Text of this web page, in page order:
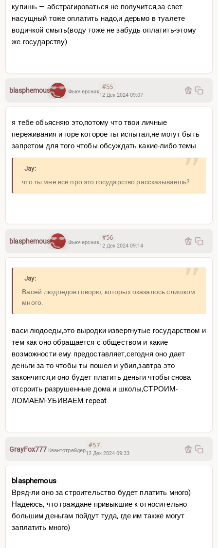
купишь — абстрагироваться не получится,за свет
насущный тоже оплатить надо,и дерьмо в туалете
водичкой смыть(воду тоже не забудь оплатить-этому
же государству)
blasphemous Фьючерсник
#55
12 Дек 2024 09:07
я тебе обьясняю это,потому что твои личные
переживания и горе которое ты испытал,не могут быть
запретом для того чтобы обсуждать какие-либо темы
Jay:
что ты мне все про это государство рассказываешь?
blasphemous Фьючерсник
#56
12 Дек 2024 09:14
Jay:
Васей-людоедов говорю, которых оказалось слишком
много.
васи людоеды,это выродки извергнутые государством и
тем как оно обращается с обществом и какие
возможности ему предоставляет,сегодня оно дает
деньги за то чтобы ты пошел и убил,завтра это
закончится,и оно будет платить деньги чтобы снова
отсроить разрушенные дома и школы,СТРОИМ-
ЛОМАЕМ-УБИВАЕМ repeat
GrayFox777 Квантотрейдер
#57
12 Дек 2024 09:33
blasphemous
Вряд-ли оно за строительство будет платить много)
Надеюсь, что граждане привыкшие к относительно
большим деньгам пойдут туда, где им также могут
заплатить много)